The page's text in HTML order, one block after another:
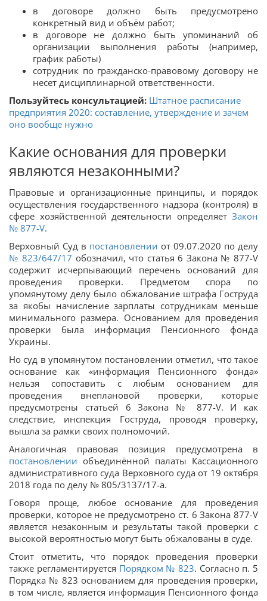
в договоре должно быть предусмотрено
конкретный вид и объём работ;
в договоре не должно быть упоминаний об
организации выполнения работы (например,
график работы)
сотрудник по гражданско-правовому договору не
несет дисциплинарной ответственности.
Пользуйтесь консультацией: Штатное расписание
предприятия 2020: составление, утверждение и зачем
оно вообще нужно
Какие основания для проверки
являются незаконными?
Правовые и организационные принципы, и порядок
осуществления государственного надзора (контроля) в
сфере хозяйственной деятельности определяет Закон
№ 877-V.
Верховный Суд в постановлении от 09.07.2020 по делу
№ 823/647/17 обозначил, что статья 6 Закона № 877-V
содержит исчерпывающий перечень оснований для
проведения проверки. Предметом спора по
упомянутому делу было обжалование штрафа Гоструда
за якобы начисление зарплаты сотрудникам меньше
минимального размера. Основанием для проведения
проверки была информация Пенсионного фонда
Украины.
Но суд в упомянутом постановлении отметил, что такое
основание как «информация Пенсионного фонда»
нельзя сопоставить с любым основанием для
проведения внеплановой проверки, которые
предусмотрены статьей 6 Закона № 877-V. И как
следствие, инспекция Гоструда, проводя проверку,
вышла за рамки своих полномочий.
Аналогичная правовая позиция предусмотрена в
постановлении объединённой палаты Кассационного
административного суда Верховного суда от 19 октября
2018 года по делу № 805/3137/17-а.
Говоря проще, любое основание для проведения
проверки, которое не предусмотрено ст. 6 Закона 877-V
является незаконным и результаты такой проверки с
высокой вероятностью могут быть обжалованы в суде.
Стоит отметить, что порядок проведения проверки
также регламентируется Порядком № 823. Согласно п. 5
Порядка № 823 основанием для проведения проверки,
в том числе, является информация Пенсионного фонда